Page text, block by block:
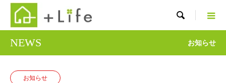

NEWS お知らせ
お知らせ